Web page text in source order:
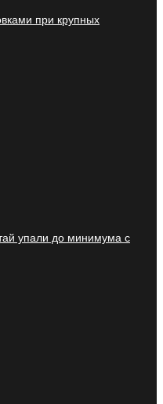
при крупных
упали до минимума с